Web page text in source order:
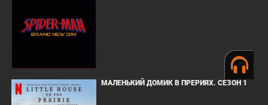
МАЛЕНЬКИЙ ДОМИК В ПРЕРИЯХ. СЕЗОН 1